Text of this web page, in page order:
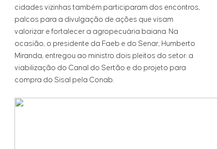
cidades vizinhas também participaram dos encontros,
palcos para a divulgação de ações que visam
valorizar e fortalecer a agropecuária baiana. Na
ocasião, o presidente da Faeb e do Senar, Humberto
Miranda, entregou ao ministro dois pleitos do setor: a
viabilização do Canal do Sertão e do projeto para
compra do Sisal pela Conab.